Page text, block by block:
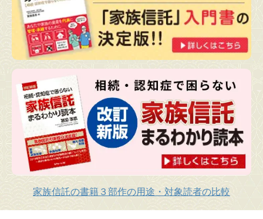
家族信託の書籍３部作の用途・対象読者の比較